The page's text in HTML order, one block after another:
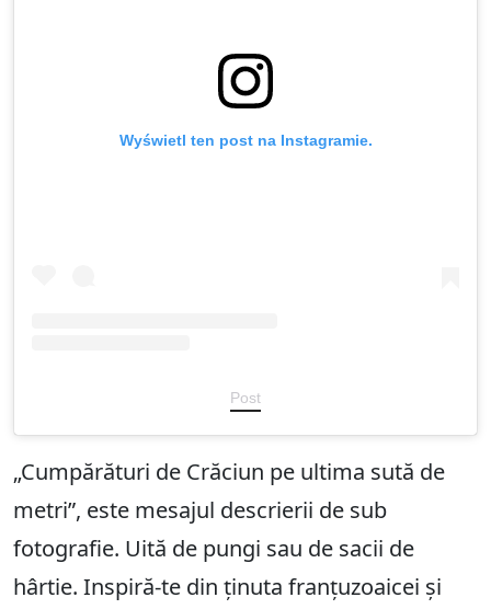
Wyświetl ten post na Instagramie.
Post
„Cumpărături de Crăciun pe ultima sută de
metri”, este mesajul descrierii de sub
fotografie. Uită de pungi sau de sacii de
hârtie. Inspiră-te din ținuta franțuzoaicei și